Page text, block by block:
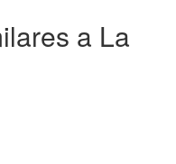
a La